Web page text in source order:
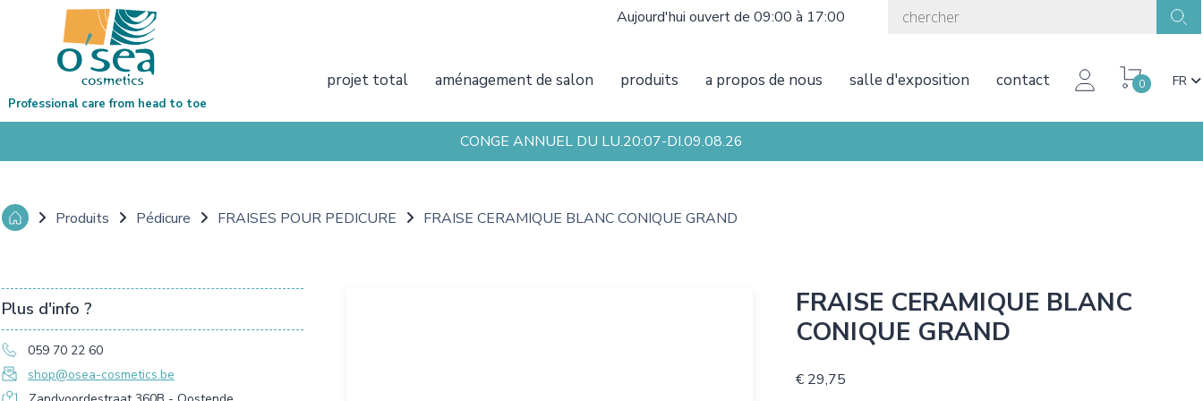
Aujourd'hui ouvert de 09:00 à 17:00
projet total aménagement de salon produits a propos de nous salle d'exposition contact 0 FR
Professional care from head to toe
CONGE ANNUEL DU LU.20:07-DI.09.08.26
Produits Pédicure FRAISES POUR PEDICURE FRAISE CERAMIQUE BLANC CONIQUE GRAND
Plus d'info ?
059 70 22 60
shop@osea-cosmetics.be
FRAISE CERAMIQUE BLANC
CONIQUE GRAND
€ 29,75